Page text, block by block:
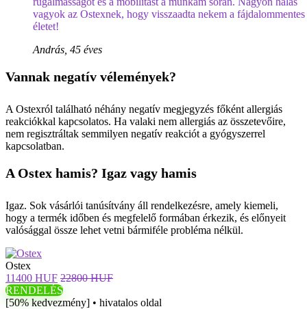
vagyok az Ostexnek, hogy visszaadta nekem a fájdalommentes
életet!
András, 45 éves
Vannak negatív vélemények?
A Ostexról található néhány negatív megjegyzés főként allergiás
reakciókkal kapcsolatos. Ha valaki nem allergiás az összetevőire,
nem regisztráltak semmilyen negatív reakciót a gyógyszerrel
kapcsolatban.
A Ostex hamis? Igaz vagy hamis
Igaz. Sok vásárlói tanúsítvány áll rendelkezésre, amely kiemeli,
hogy a termék időben és megfelelő formában érkezik, és előnyeit
valósággal össze lehet vetni bármiféle probléma nélkül.
Ostex
11400 HUF 22800 HUF
RENDELÉS
[50% kedvezmény] • hivatalos oldal